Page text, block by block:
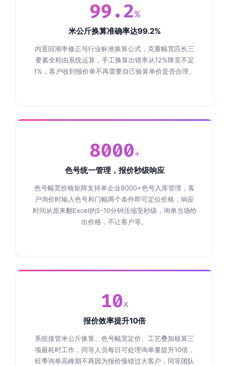
99.2%
米公斤换算准确率达99.2%
内置回潮率修正与行业标准换算公式，克重幅宽匹长三
要素全程由系统运算，手工换算出错率从12%降至不足
1%，客户收到报价单不再需要自己验算单价是否合理。
8000+
色号统一管理，报价秒级响应
色号幅宽价格矩阵支持单企业8000+色号入库管理，客
户询价时输入色号和门幅两个条件即可定位价格，响应
时间从原来翻Excel的5-10分钟压缩至秒级，询单当场给
出价格，不让客户等。
10x
报价效率提升10倍
系统接管米公斤换算、色号幅宽定价、工艺叠加核算三
项最耗时工作，同等人员每日可处理询单量提升10倍，
旺季询单高峰期不再因为报价慢错过大客户，同等团队